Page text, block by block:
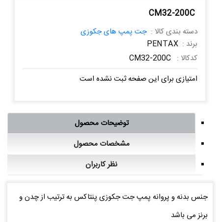
CM32-200C
دسته بندی کالا : جت پمپ های جکوزی
برند : PENTAX
کدکالا : CM32-200C
امتیازی برای این صفحه ثبت نشده است
توضیحات محصول
مشخصات محصول
نظر کاربران
جنس بدنه و پروانه پمپ جت جکوزی پنتاکس به ترتیب از چدن و
برنز می باشد